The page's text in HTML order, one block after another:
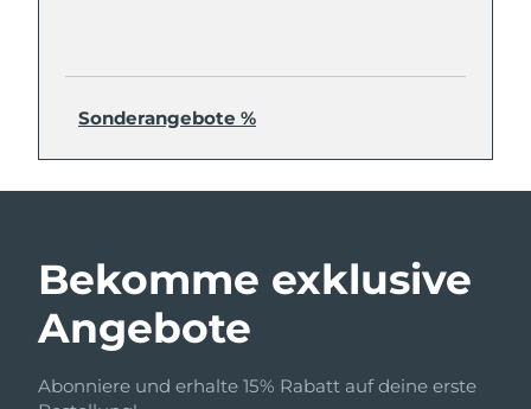
Sonderangebote %
Bekomme exklusive
Angebote
Abonniere und erhalte 15% Rabatt auf deine erste